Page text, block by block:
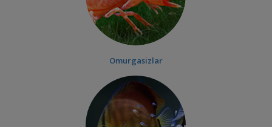
Omurgasizlar